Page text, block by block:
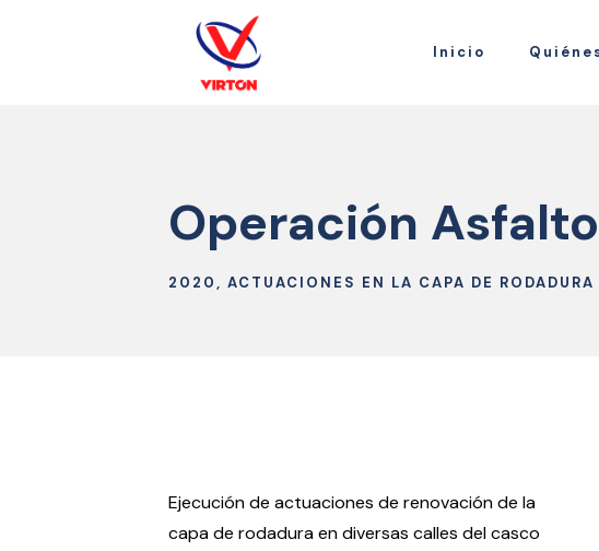
Inicio
Operación
2020, ACTUACIONES EN LA CAPA DE
Ejecución de actuaciones de renovación de la
capa de rodadura en diversas calles del casco